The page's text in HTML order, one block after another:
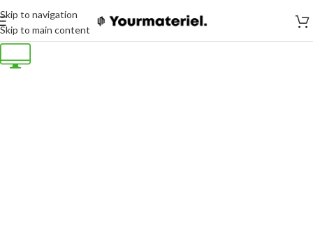
Skip to navigation
Skip to main content